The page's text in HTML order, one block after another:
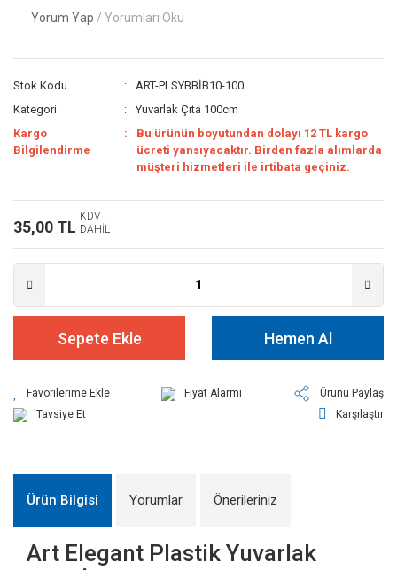
Yorum Yap / Yorumları Oku
Stok Kodu
ART-PLSYBBİB10-100
Kategori
Yuvarlak Çıta 100cm
Kargo
Bilgilendirme
Bu ürünün boyutundan dolayı 12 TL kargo
ücreti yansıyacaktır. Birden fazla alımlarda
müşteri hizmetleri ile irtibata geçiniz.
35,00 TL
KDV
DAHİL
Sepete Ekle Hemen Al
Fiyat Alarmı
Ürünü Paylaş
Tavsiye Et
Karşılaştır
Ürün Bilgisi Yorumlar Önerileriniz
Art Elegant Plastik Yuvarlak